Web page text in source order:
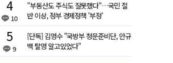
10
"부동산도 주식도 잘못했다"…국민 절
반 이상, 정부 경제정책 '부정'
9
[단독] 김영수 "국방부 청문준비단, 안규
백 탈영 알고있었다"